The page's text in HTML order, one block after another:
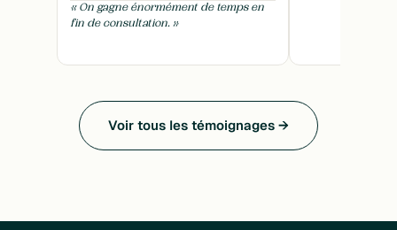
« On gagne énormément de temps en
fin de consultation. »
Voir tous les témoignages →